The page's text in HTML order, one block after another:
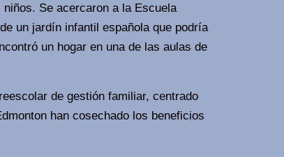
Se acercaron a la Escuela
un jardín infantil española que podría
un hogar en una de las aulas de
de gestión familiar, centrado
han cosechado los beneficios